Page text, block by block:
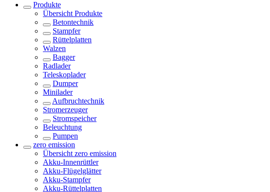
Produkte
Übersicht Produkte
Betontechnik
Stampfer
Rüttelplatten
Walzen
Bagger
Radlader
Teleskoplader
Dumper
Minilader
Aufbruchtechnik
Stromerzeuger
Stromspeicher
Beleuchtung
Pumpen
zero emission
Übersicht zero emission
Akku-Innenrüttler
Akku-Flügelglätter
Akku-Stampfer
Akku-Rüttelplatten